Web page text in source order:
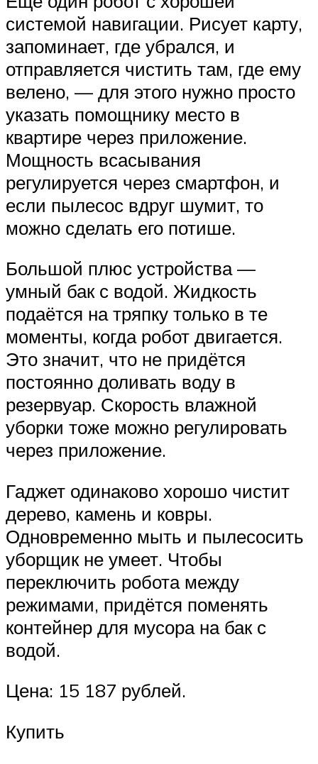
системой навигации. Рисует карту,
запоминает, где убрался, и
отправляется чистить там, где ему
велено, — для этого нужно просто
указать помощнику место в
квартире через приложение.
Мощность всасывания
регулируется через смартфон, и
если пылесос вдруг шумит, то
можно сделать его потише.
Большой плюс устройства —
умный бак с водой. Жидкость
подаётся на тряпку только в те
моменты, когда робот двигается.
Это значит, что не придётся
постоянно доливать воду в
резервуар. Скорость влажной
уборки тоже можно регулировать
через приложение.
Гаджет одинаково хорошо чистит
дерево, камень и ковры.
Одновременно мыть и пылесосить
уборщик не умеет. Чтобы
переключить робота между
режимами, придётся поменять
контейнер для мусора на бак с
водой.
Цена: 15 187 рублей.
Купить